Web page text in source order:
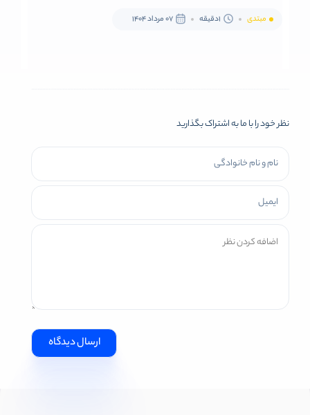
مبتدی 1دقیقه 07 مرداد 1404
نظر خود را با ما به اشتراک بگذارید